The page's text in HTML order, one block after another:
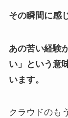
その瞬間に感
あの苦い経験
い」という意
います。
クラウドのも